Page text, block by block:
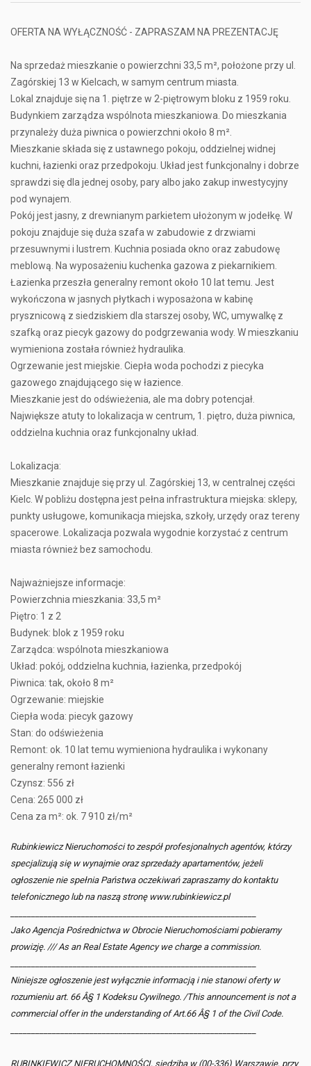
OFERTA NA WYŁĄCZNOŚĆ - ZAPRASZAM NA PREZENTACJĘ
Na sprzedaż mieszkanie o powierzchni 33,5 m², położone przy ul.
Zagórskiej 13 w Kielcach, w samym centrum miasta.
Lokal znajduje się na 1. piętrze w 2-piętrowym bloku z 1959 roku.
Budynkiem zarządza wspólnota mieszkaniowa. Do mieszkania
przynależy duża piwnica o powierzchni około 8 m².
Mieszkanie składa się z ustawnego pokoju, oddzielnej widnej
kuchni, łazienki oraz przedpokoju. Układ jest funkcjonalny i dobrze
sprawdzi się dla jednej osoby, pary albo jako zakup inwestycyjny
pod wynajem.
Pokój jest jasny, z drewnianym parkietem ułożonym w jodełkę. W
pokoju znajduje się duża szafa w zabudowie z drzwiami
przesuwnymi i lustrem. Kuchnia posiada okno oraz zabudowę
meblową. Na wyposażeniu kuchenka gazowa z piekarnikiem.
Łazienka przeszła generalny remont około 10 lat temu. Jest
wykończona w jasnych płytkach i wyposażona w kabinę
prysznicową z siedziskiem dla starszej osoby, WC, umywalkę z
szafką oraz piecyk gazowy do podgrzewania wody. W mieszkaniu
wymieniona została również hydraulika.
Ogrzewanie jest miejskie. Ciepła woda pochodzi z piecyka
gazowego znajdującego się w łazience.
Mieszkanie jest do odświeżenia, ale ma dobry potencjał.
Największe atuty to lokalizacja w centrum, 1. piętro, duża piwnica,
oddzielna kuchnia oraz funkcjonalny układ.
Lokalizacja:
Mieszkanie znajduje się przy ul. Zagórskiej 13, w centralnej części
Kielc. W pobliżu dostępna jest pełna infrastruktura miejska: sklepy,
punkty usługowe, komunikacja miejska, szkoły, urzędy oraz tereny
spacerowe. Lokalizacja pozwala wygodnie korzystać z centrum
miasta również bez samochodu.
Najważniejsze informacje:
Powierzchnia mieszkania: 33,5 m²
Piętro: 1 z 2
Budynek: blok z 1959 roku
Zarządca: wspólnota mieszkaniowa
Układ: pokój, oddzielna kuchnia, łazienka, przedpokój
Piwnica: tak, około 8 m²
Ogrzewanie: miejskie
Ciepła woda: piecyk gazowy
Stan: do odświeżenia
Remont: ok. 10 lat temu wymieniona hydraulika i wykonany
generalny remont łazienki
Czynsz: 556 zł
Cena: 265 000 zł
Cena za m²: ok. 7 910 zł/m²
Rubinkiewicz Nieruchomości to zespół profesjonalnych agentów, którzy
specjalizują się w wynajmie oraz sprzedaży apartamentów, jeżeli
ogłoszenie nie spełnia Państwa oczekiwań zapraszamy do kontaktu
telefonicznego lub na naszą stronę www.rubinkiewicz.pl
Jako Agencja Pośrednictwa w Obrocie Nieruchomościami pobieramy
prowizję. /// As an Real Estate Agency we charge a commission.
Niniejsze ogłoszenie jest wyłącznie informacją i nie stanowi oferty w
rozumieniu art. 66 Â§ 1 Kodeksu Cywilnego. /This announcement is not a
commercial offer in the understanding of Art.66 Â§ 1 of the Civil Code.
RUBINKIEWICZ NIERUCHOMNOŚCI, siedzibą w (00-336) Warszawie, przy